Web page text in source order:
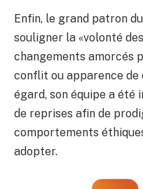
Enfin, le grand patron
souligner la «volonté
changements amorcés
conflit ou apparence de
égard, son équipe a été
de reprises afin de
comportements
adopter.